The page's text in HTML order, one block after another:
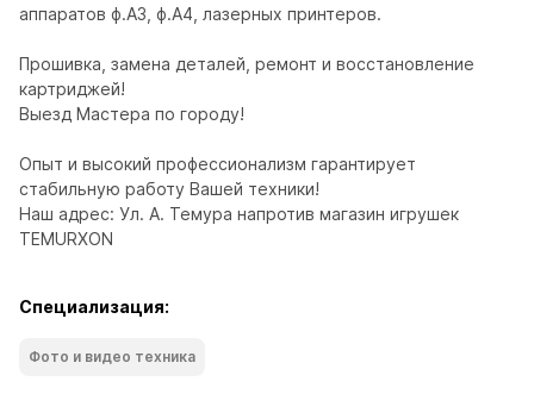
аппаратов ф.А3, ф.А4, лазерных принтеров.
Прошивка, замена деталей, ремонт и восстановление
картриджей!
Выезд Мастера по городу!
Опыт и высокий профессионализм гарантирует
стабильную работу Вашей техники!
Наш адрес: Ул. А. Темура напротив магазин игрушек
TEMURXON
Специализация:
Фото и видео техника